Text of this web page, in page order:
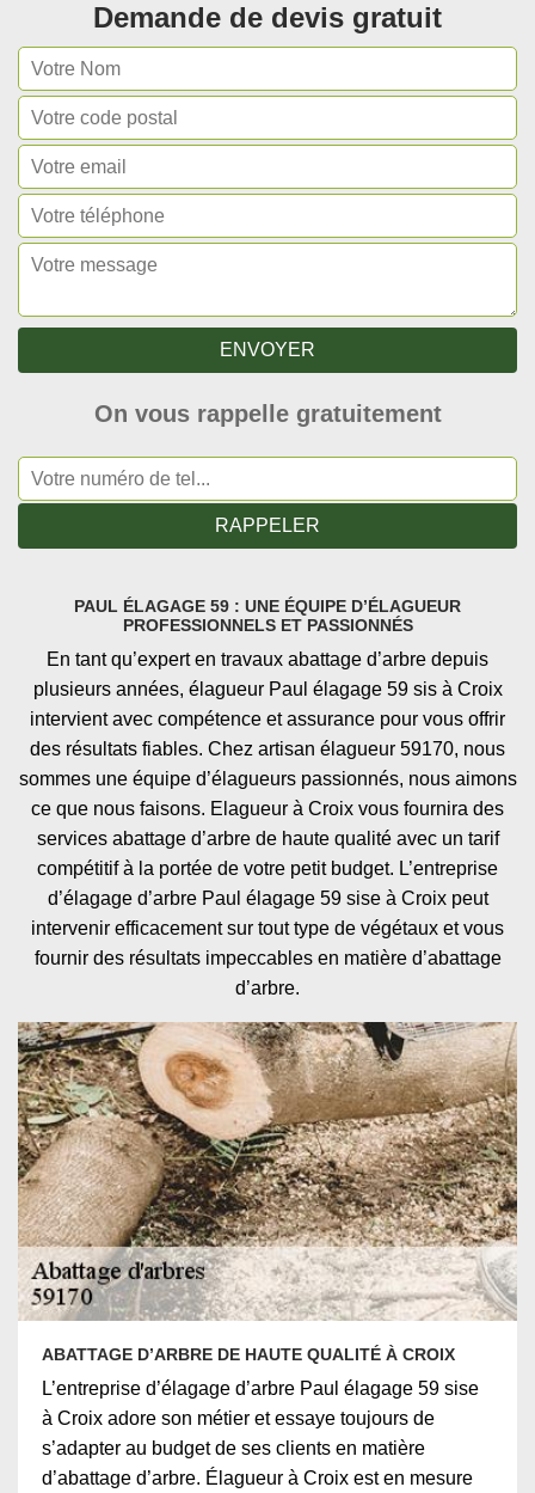
Demande de devis gratuit
On vous rappelle gratuitement
PAUL ÉLAGAGE 59 : UNE ÉQUIPE D’ÉLAGUEUR
PROFESSIONNELS ET PASSIONNÉS
En tant qu’expert en travaux abattage d’arbre depuis
plusieurs années, élagueur Paul élagage 59 sis à Croix
intervient avec compétence et assurance pour vous offrir
des résultats fiables. Chez artisan élagueur 59170, nous
sommes une équipe d’élagueurs passionnés, nous aimons
ce que nous faisons. Elagueur à Croix vous fournira des
services abattage d’arbre de haute qualité avec un tarif
compétitif à la portée de votre petit budget. L’entreprise
d’élagage d’arbre Paul élagage 59 sise à Croix peut
intervenir efficacement sur tout type de végétaux et vous
fournir des résultats impeccables en matière d’abattage
d’arbre.
ABATTAGE D’ARBRE DE HAUTE QUALITÉ À CROIX
L’entreprise d’élagage d’arbre Paul élagage 59 sise
à Croix adore son métier et essaye toujours de
s’adapter au budget de ses clients en matière
d’abattage d’arbre. Élagueur à Croix est en mesure